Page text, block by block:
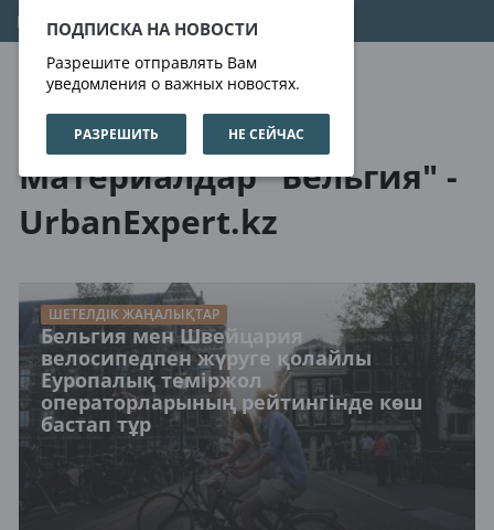
ПОДПИСКА НА НОВОСТИ
Разрешите отправлять Вам
уведомления о важных новостях.
РАЗРЕШИТЬ НЕ СЕЙЧАС
09.08.2026 17:18:00
Біз туралы Тегтер
Материалдар "Бельгия" -
UrbanExpert.kz
ШЕТЕЛДІК ЖАҢАЛЫҚТАР
Бельгия мен Швейцария
велосипедпен жүруге қолайлы
Еуропалық теміржол
операторларының рейтингінде көш
бастап тұр